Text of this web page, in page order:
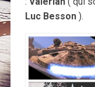
Luc Besson).